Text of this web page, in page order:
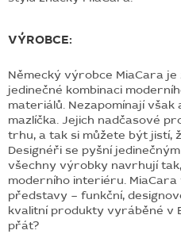
VÝROBCE:
Německý výrobce MiaCara
jedinečné kombinaci
materiálů. Nezapomínají
mazlíčka. Jejich nadčasové
trhu, a tak si můžete být jistí,
Designéři se pyšní
všechny výrobky navrhují
moderního interiéru. MiaCara
představy – funkční,
kvalitní produkty vyráběné v
přát?